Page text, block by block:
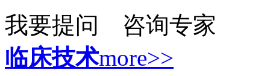
我要提问
咨询专家
临床技术more>>